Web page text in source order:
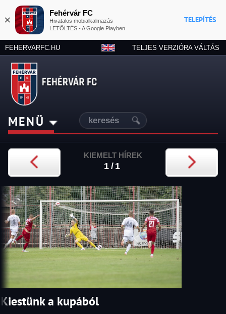
×
Fehérvár FC
Hivatalos mobialkalmazás
LETÖLTÉS - A Google Playben
TELEPÍTÉS
FEHERVARFC.HU TELJES VERZIÓRA VÁLTÁS
MENÜ
KIEMELT HÍREK
1/1
Kiestünk a kupából